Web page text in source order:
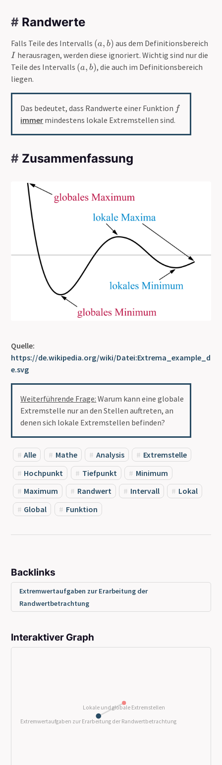
}
)
# Randwerte
Falls Teile des Intervalls (
a
,
b
(a, b) aus dem Definitionsbereich
I herausragen, werden diese ignoriert. Wichtig sind nur die
Teile des Intervalls (
b
)
(a, b), die auch im Definitionsbereich
liegen.
Das bedeutet, dass Randwerte einer Funktion ff
immer mindestens lokale Extremstellen sind.
# Zusammenfassung
Quelle:
https://de.wikipedia.org/wiki/Datei:Extrema_example_d
e.svg
Weiterführende Frage: Warum kann eine globale
Extremstelle nur an den Stellen auftreten, an
denen sich lokale Extremstellen befinden?
Alle Mathe Analysis
Extremstelle
Hochpunkt
Tiefpunkt
Minimum
Maximum
Randwert Intervall
Lokal
Global
Funktion
Backlinks
Extremwertaufgaben zur Erarbeitung der
Randwertbetrachtung
Interaktiver Graph
Lokale und globale Extremstellen
Extremwertaufgaben zur Erarbeitung der Randwertbetrachtung